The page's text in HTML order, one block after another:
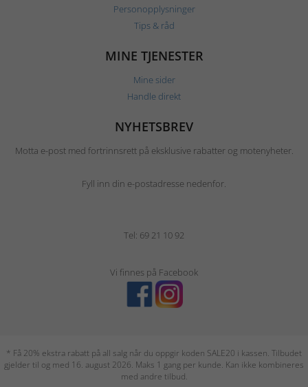
Personopplysninger
Tips & råd
MINE TJENESTER
Mine sider
Handle direkt
NYHETSBREV
Motta e-post med fortrinnsrett på eksklusive rabatter og motenyheter.
Fyll inn din e-postadresse nedenfor.
Tel: 69 21 10 92
Vi finnes på Facebook
* Få 20% ekstra rabatt på all salg når du oppgir koden SALE20 i kassen. Tilbudet
gjelder til og med 16. august 2026. Maks 1 gang per kunde. Kan ikke kombineres
med andre tilbud.